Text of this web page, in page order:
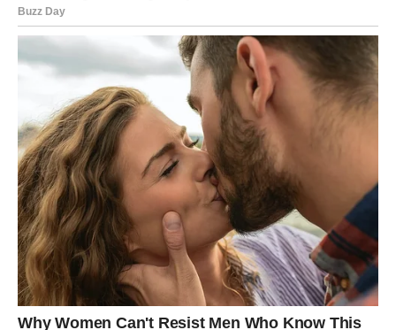
čovjeka je kroz njegovu negativnu energiju. Ljudi s lošim
namjerama često zrače negativnošću koja može utjecati
na vaše emocionalno stanje. Nakon provedenog vremena
s takvim osobama, možete se osjećati iscrpljeno,
tjeskobno ili čak fizički nelagodno.To može biti rezultat
njihove sklonosti da se žale, kritiziraju ili šire pesimizam
oko sebe. Na primjer, ako imate prijatelja koji se stalno
žali na svoj život, a vi se nakon svake interakcije osjećate
teže, to može biti znak da je vrijeme da preispitate tu
vezu.Ova negativnost može biti vrlo štetna, pa je važno
prepoznati te signale i udaljiti se od takvih ljudi kako biste
sačuvali svoje mentalno zdravlje.
Surovi i neprikladni komentari